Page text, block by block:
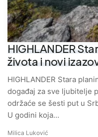
HIGHLANDER
života i novi
HIGHLANDER Stara
događaj za sve ljubitelje
održaće se šesti put u
U godini koja…
Milica Luković